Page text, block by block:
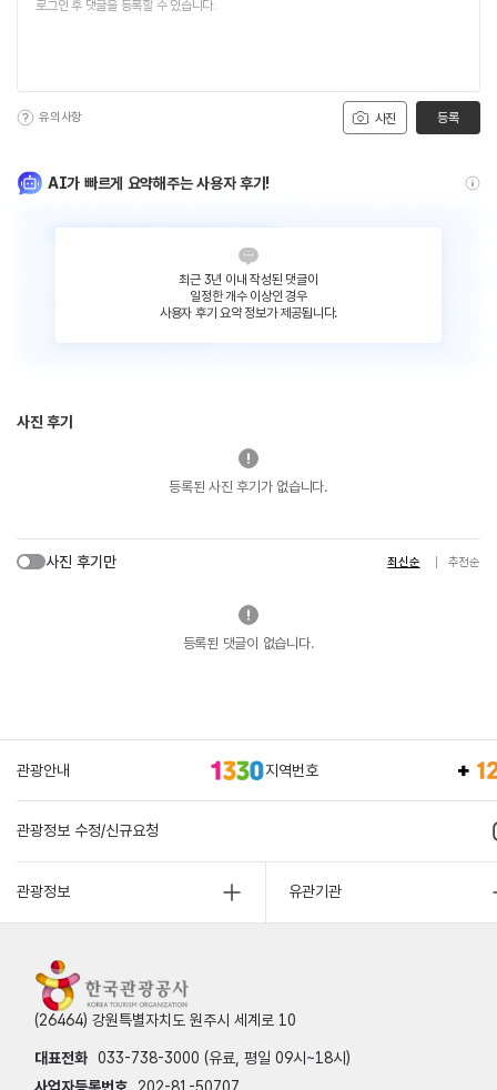
사진
유의사항 등록
AI가 빠르게 요약해주는 사용자 후기!
최근 3년 이내 작성된 댓글이
일정한 개수 이상인 경우
사용자 후기 요약 정보가 제공됩니다.
사진 후기
등록된 사진 후기가 없습니다.
사진 후기만 최신순 추천순
등록된 댓글이 없습니다.
관광안내 지역번호
관광정보 수정/신규요청
관광정보 유관기관
(26464) 강원특별자치도 원주시 세계로 10
대표전화 033-738-3000 (유료, 평일 09시~18시)
사업자등록번호
202-81-50707